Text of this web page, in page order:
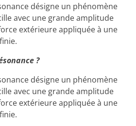
désigne un phénomène
avec une grande amplitude
extérieure appliquée à une
?
désigne un phénomène
avec une grande amplitude
extérieure appliquée à une